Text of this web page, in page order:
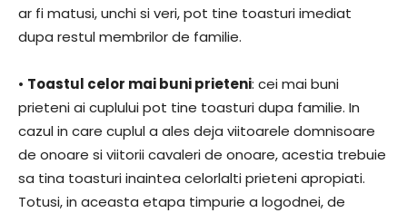
ar fi matusi, unchi si veri, pot tine toasturi imediat
dupa restul membrilor de familie.
• Toastul celor mai buni prieteni: cei mai buni
prieteni ai cuplului pot tine toasturi dupa familie. In
cazul in care cuplul a ales deja viitoarele domnisoare
de onoare si viitorii cavaleri de onoare, acestia trebuie
sa tina toasturi inaintea celorlalti prieteni apropiati.
Totusi, in aceasta etapa timpurie a logodnei, de